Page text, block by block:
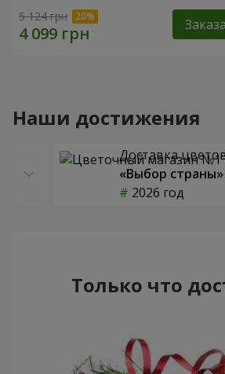
5 124 грн
Наши достижения
Доставка
«Выбор страны»
2026 год
Только что